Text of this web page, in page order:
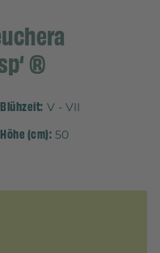
®
Blühzeit: V - VII
Höhe (cm): 50